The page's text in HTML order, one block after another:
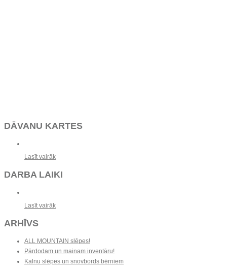
DĀVANU KARTES
Lasīt vairāk
DARBA LAIKI
Lasīt vairāk
ARHĪVS
ALL MOUNTAIN slēpes!
Pārdodam un mainam inventāru!
Kalnu slēpes un snovbords bērniem